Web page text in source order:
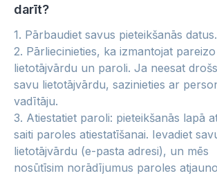
darīt?
1. Pārbaudiet savus pieteikšanās datus.
2. Pārliecinieties, ka izmantojat pareizo
lietotājvārdu un paroli. Ja neesat
savu lietotājvārdu, sazinieties ar
vadītāju.
3. Atiestatiet paroli: pieteikšanās lapā
saiti paroles atiestatīšanai. Ievadiet
lietotājvārdu (e-pasta adresi), un mēs
nosūtīsim norādījumus paroles